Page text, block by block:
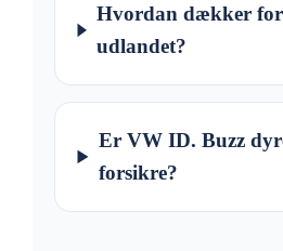
Hvordan dækker
udlandet?
Er VW ID. Buzz
forsikre?